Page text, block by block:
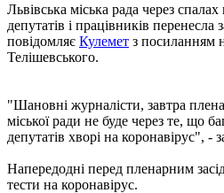
Львівська міська рада через
депутатів і працівників перенесла
повідомляє Кулемет з посиланням
Телішевського.
"Шановні журналісти, завтра
міської ради не буде через те, що
депутатів хворі на коронавірус", -
Напередодні перед пленарним
тести на коронавірус.